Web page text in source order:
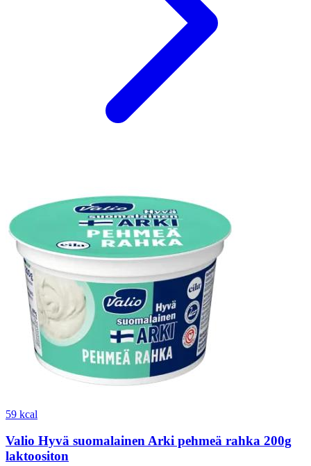
59 kcal
Valio Hyvä suomalainen Arki pehmeä rahka 200g
laktoositon